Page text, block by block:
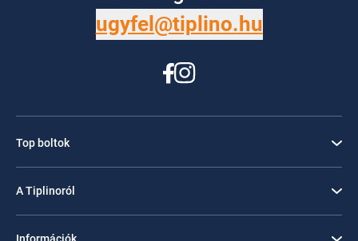
ugyfel@tiplino.hu
Top boltok
A Tiplinoról